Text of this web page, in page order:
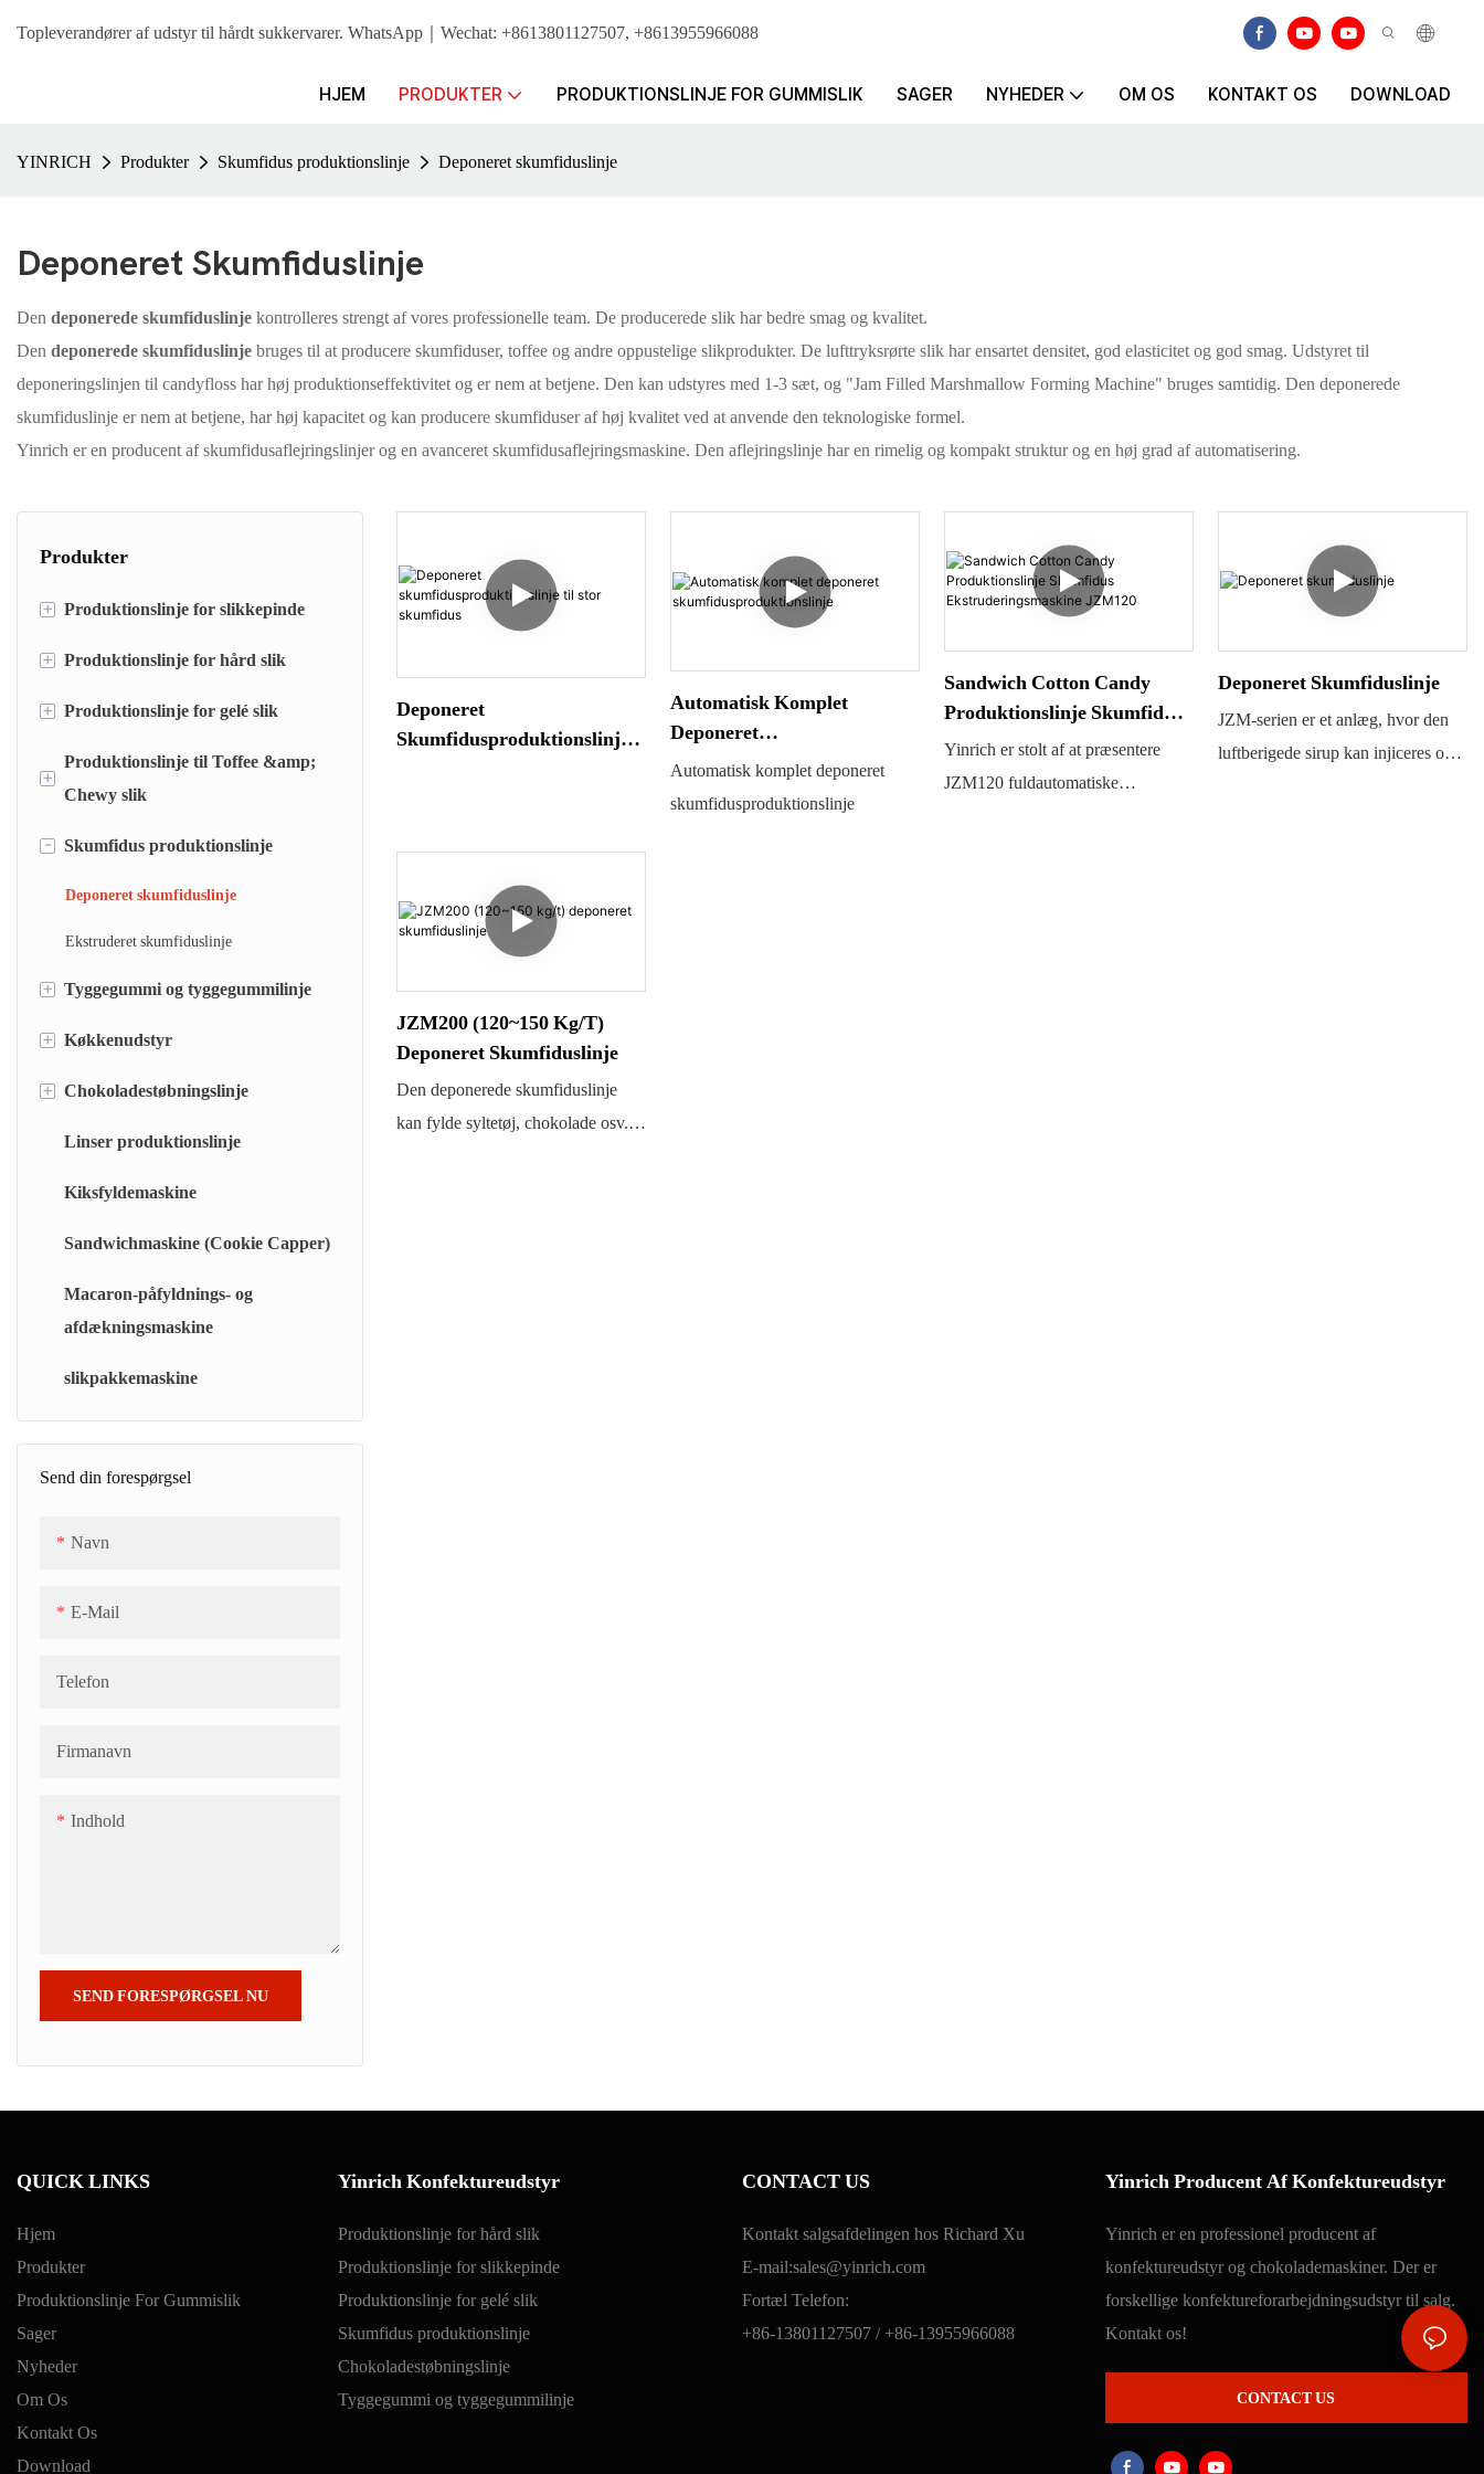
Topleverandører af udstyr til hårdt sukkervarer. WhatsApp｜Wechat: +8613801127507, +8613955966088
HJEM PRODUKTER PRODUKTIONSLINJE FOR GUMMISLIK SAGER NYHEDER OM OS KONTAKT OS DOWNLOAD
YINRICH Produkter Skumfidus produktionslinje Deponeret skumfiduslinje
Deponeret Skumfiduslinje
Den deponerede skumfiduslinje kontrolleres strengt af vores professionelle team. De producerede slik har bedre smag og kvalitet.
Den deponerede skumfiduslinje bruges til at producere skumfiduser, toffee og andre oppustelige slikprodukter. De lufttryksrørte slik har ensartet densitet, god elasticitet og god smag. Udstyret til
deponeringslinjen til candyfloss har høj produktionseffektivitet og er nem at betjene. Den kan udstyres med 1-3 sæt, og "Jam Filled Marshmallow Forming Machine" bruges samtidig. Den deponerede
skumfiduslinje er nem at betjene, har høj kapacitet og kan producere skumfiduser af høj kvalitet ved at anvende den teknologiske formel.
Yinrich er en producent af skumfidusaflejringslinjer og en avanceret skumfidusaflejringsmaskine. Den aflejringslinje har en rimelig og kompakt struktur og en høj grad af automatisering.
Produkter
+ Produktionslinje for slikkepinde
slikkepind deponeringslinje
slikkepind-formningslinje
Flad slikkepind-formnings- og
+ Produktionslinje for hård slik
Linje til aflejring af hård slik
Linje til formning af hårde slik
slikpakkemaskine
+ Produktionslinje for gelé slik
Gelé slik deponeringslinje
Gelémogulmaskine
+
Produktionslinje til Toffee &amp;
Chewy slik
Toffee-aflejringslinje
Blød slikformningslinje
Sej slikskære- og indpakningsmaskine
- Skumfidus produktionslinje
Deponeret skumfiduslinje
Ekstruderet skumfiduslinje
+ Tyggegummi og tyggegummilinje
Tyggegummilinje af pudetypen
Hul type tyggegummilinje
+ Køkkenudstyr
Automatisk vejesystem (AWS)
Hurtigopløsningssystem (RDS)
Flashkammerkomfur (FCC)
Batchvis vakuumkogeenhed (BJC)
Kontinuerlig gelé-/skumfiduskoger (CJC)
+ Chokoladestøbningslinje
Chokoladeovertræksmaskine
Linser produktionslinje
Kiksfyldemaskine
Sandwichmaskine (Cookie Capper)
Macaron-påfyldnings- og
afdækningsmaskine
slikpakkemaskine
Send din forespørgsel
Navn
E-Mail
Telefon
Firmanavn
Indhold
SEND FORESPØRGSEL NU
Deponeret
Skumfidusproduktionslinje
Automatisk Komplet
Deponeret
Skumfidusproduktionslinje
Automatisk komplet deponeret
skumfidusproduktionslinje
Sandwich Cotton Candy
Produktionslinje Skumfidus
Ekstruderingsmaskine
JZM120
Yinrich er stolt af at præsentere
JZM120 fuldautomatiske
Deponeret Skumfiduslinje
JZM-serien er et anlæg, hvor den
luftberigede sirup kan injiceres og
JZM200 (120~150 Kg/t)
Deponeret Skumfiduslinje
Den deponerede skumfiduslinje
kan fylde syltetøj, chokolade osv. i
QUICK LINKS
Hjem
Produkter
Produktionslinje For Gummislik
Sager
Nyheder
Om Os
Kontakt Os
Download
Yinrich Konfektureudstyr
Produktionslinje for hård slik
Produktionslinje for slikkepinde
Produktionslinje for gelé slik
Skumfidus produktionslinje
Chokoladestøbningslinje
Tyggegummi og tyggegummilinje
CONTACT US
Kontakt salgsafdelingen hos Richard Xu
E-mail:sales@yinrich.com
Fortæl Telefon:
+86-13801127507 / +86-13955966088
Yinrich Producent Af Konfektureudstyr
Yinrich er en professionel producent af
konfektureudstyr og chokolademaskiner. Der er
forskellige konfektureforarbejdningsudstyr til salg.
Kontakt os!
CONTACT US